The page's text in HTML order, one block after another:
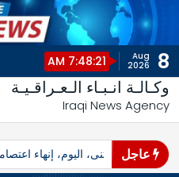
i
t
8
Aug
2026
7:48:22 AM
وكـالـة انـبـاء الـعـراقـيـة
Iraqi News Agency
عاجل
محافظ المثنى، اليوم، إنهاء